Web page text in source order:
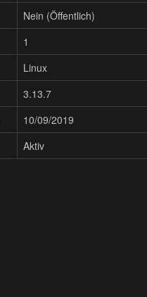
Nein (Öffentlich)
1
Linux
3.13.7
10/09/2019
Aktiv